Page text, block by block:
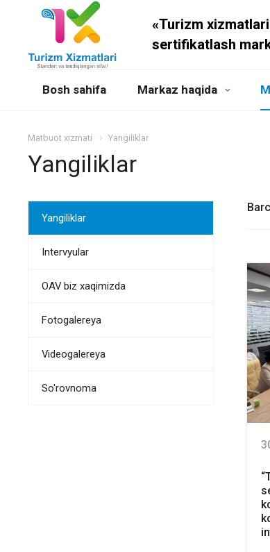
«Turizm
sertifikatlash
Bosh sahifa Markaz haqida
Matbuot xizmati Yangiliklar
Yangiliklar
Yangiliklar
Intervyular
OAV biz xaqimizda
Fotogalereya
Videogalereya
So'rovnoma